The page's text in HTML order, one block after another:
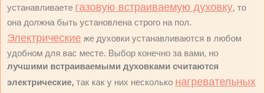
устанавливаете газовую встраиваемую духовку, то
она должна быть установлена строго на пол.
Электрические же духовки устанавливаются в любом
удобном для вас месте. Выбор конечно за вами, но
лучшими встраиваемыми духовками считаются
электрические, так как у них несколько нагревательных